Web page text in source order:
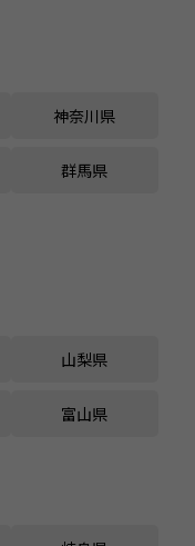
神奈川県
群馬県
山梨県
富山県